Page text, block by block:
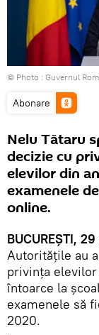
© Photo : Guvernul
Abonare
Nelu Tătaru
decizie cu
elevilor din
examenele
online.
BUCUREȘTI,
Autoritățile au
privința
întoarce la
examenele să
2020.